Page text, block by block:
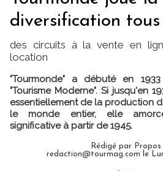
diversification
des circuits à la vente en
location
"Tourmonde" a débuté en
"Tourisme Moderne". Si jusqu'en
essentiellement de la production
le monde entier, elle
significative à partir de 1945.
Rédigé par
redaction@tourmag.com le